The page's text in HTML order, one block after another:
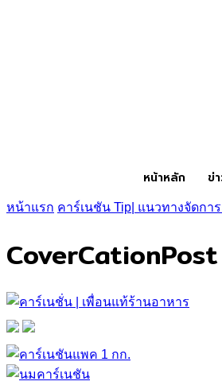
หน้าหลัก ข่
หน้าแรก คาร์เนชัน Tip| แนวทางจัดก
CoverCationPost